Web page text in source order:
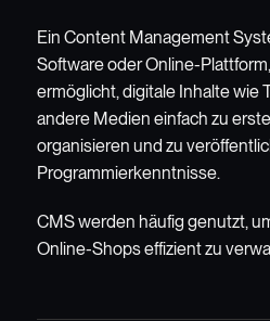
Ein Content Management
Software oder Online-
ermöglicht, digitale Inhalte wie
andere Medien einfach zu
organisieren und zu
Programmierkenntnisse.
CMS werden häufig genutzt,
Online-Shops effizient zu